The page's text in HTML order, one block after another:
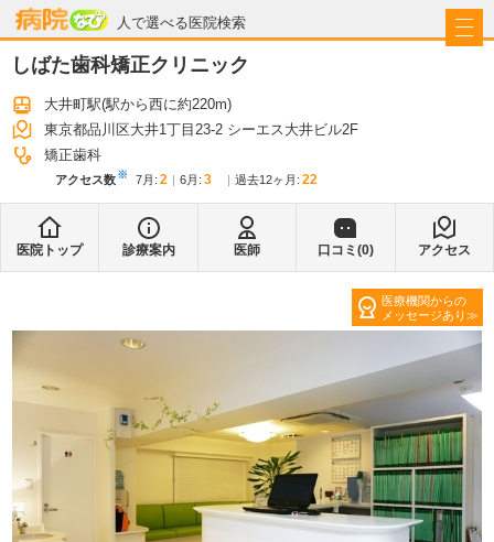
人で選べる医院検索
病院なび
しばた歯科矯正クリニック
大井町駅(駅から西に約220m)
東京都品川区大井1丁目23-2 シーエス大井ビル2F
矯正歯科
アクセス数※ 7月 : 2 6月 : 3 過去12ヶ月: 22
医院トップ 診療案内 医師 口コミ(0) アクセス
医療機関からの
メッセージあり